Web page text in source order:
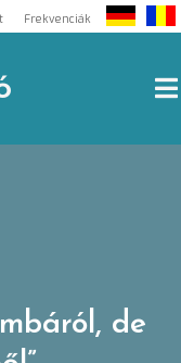
Frekvenciák
de